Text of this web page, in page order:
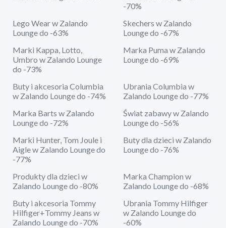
-70%
Lego Wear w Zalando
Lounge do -63%
Skechers w Zalando
Lounge do -67%
Marki Kappa, Lotto,
Umbro w Zalando Lounge
do -73%
Marka Puma w Zalando
Lounge do -69%
Buty i akcesoria Columbia
w Zalando Lounge do -74%
Ubrania Columbia w
Zalando Lounge do -77%
Marka Barts w Zalando
Lounge do -72%
Świat zabawy w Zalando
Lounge do -56%
Marki Hunter, Tom Joule i
Aigle w Zalando Lounge do
-77%
Buty dla dzieci w Zalando
Lounge do -76%
Produkty dla dzieci w
Zalando Lounge do -80%
Marka Champion w
Zalando Lounge do -68%
Buty i akcesoria Tommy
Hilfiger+Tommy Jeans w
Zalando Lounge do -70%
Ubrania Tommy Hilfiger
w Zalando Lounge do
-60%